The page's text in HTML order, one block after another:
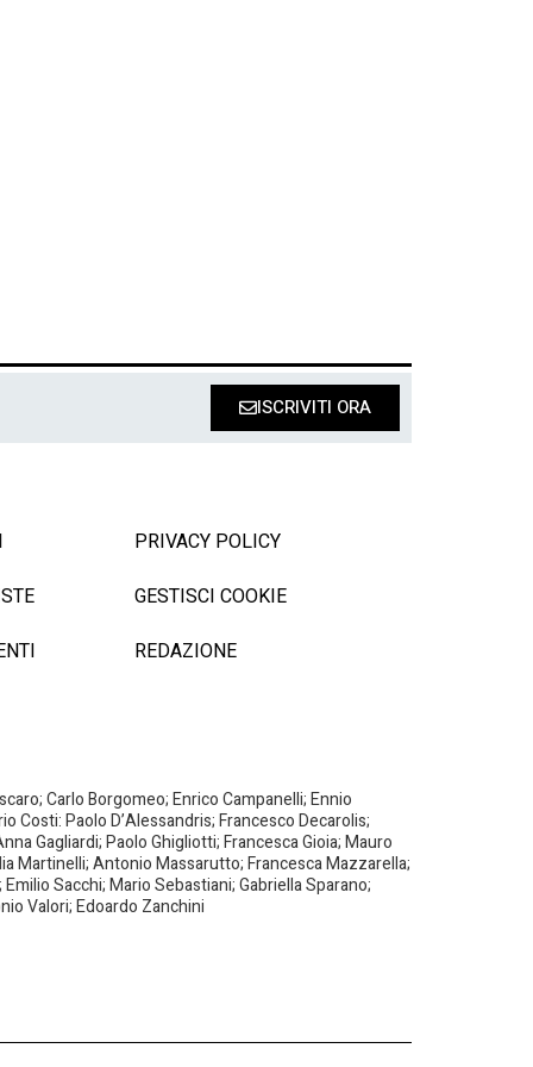
ISCRIVITI ORA
PRIVACY POLICY
GESTISCI COOKIE
REDAZIONE
Carlo Borgomeo; Enrico Campanelli; Ennio
Costi: Paolo D’Alessandris; Francesco Decarolis;
Gagliardi; Paolo Ghigliotti; Francesca Gioia; Mauro
Martinelli; Antonio Massarutto; Francesca Mazzarella;
Sacchi; Mario Sebastiani; Gabriella Sparano;
Valori; Edoardo Zanchini